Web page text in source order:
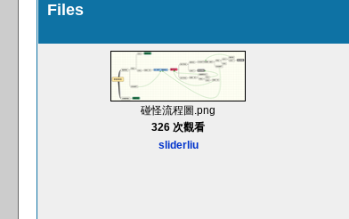
Files
碰怪流程圖.png
326 次觀看
sliderliu